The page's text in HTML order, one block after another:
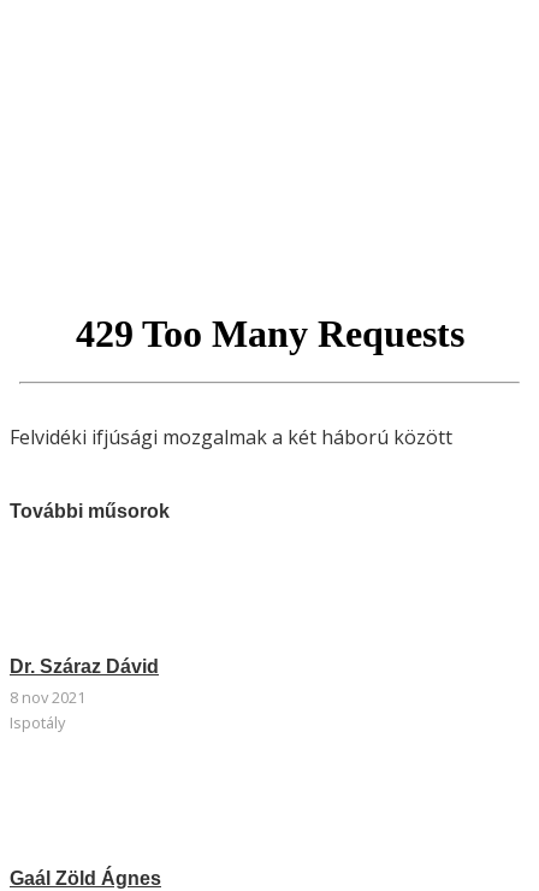
Felvidéki ifjúsági mozgalmak a két háború között
További műsorok
Dr. Száraz Dávid
8 nov 2021
Ispotály
Gaál Zöld Ágnes